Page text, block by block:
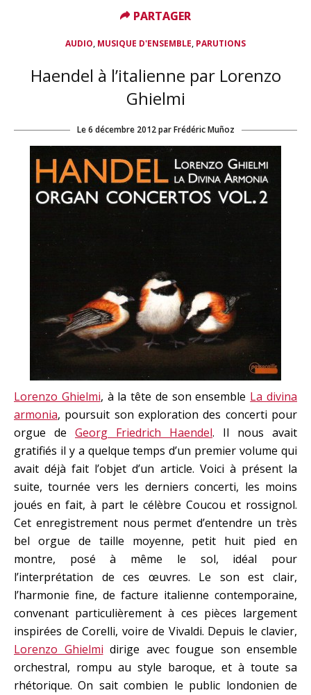
AUDIO, MUSIQUE D'ENSEMBLE, PARUTIONS
Haendel à l’italienne par Lorenzo
Ghielmi
Le6 décembre 2012 par Frédéric Muñoz
Lorenzo Ghielmi, à la tête de son ensemble La divina
armonia, poursuit son exploration des concerti pour
orgue de Georg Friedrich Haendel. Il nous avait
gratifiés il y a quelque temps d’un premier volume qui
avait déjà fait l’objet d’un article. Voici à présent la
suite, tournée vers les derniers concerti, les moins
joués en fait, à part le célèbre Coucou et rossignol.
Cet enregistrement nous permet d’entendre un très
bel orgue de taille moyenne, petit huit pied en
montre, posé à même le sol, idéal pour
l’interprétation de ces œuvres. Le son est clair,
l’harmonie fine, de facture italienne contemporaine,
convenant particulièrement à ces pièces largement
inspirées de Corelli, voire de Vivaldi. Depuis le clavier,
Lorenzo Ghielmi dirige avec fougue son ensemble
orchestral, rompu au style baroque, et à toute sa
rhétorique. On sait combien le public londonien de
PARTAGER
PARTAGER